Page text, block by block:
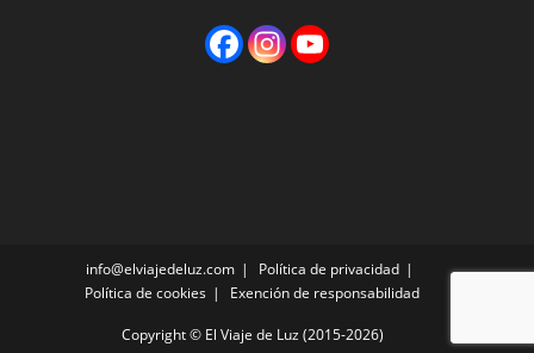
info@elviajedeluz.com
Política de privacidad
Política de cookies
Exención de responsabilidad
Copyright © El Viaje de Luz (2015-2026)